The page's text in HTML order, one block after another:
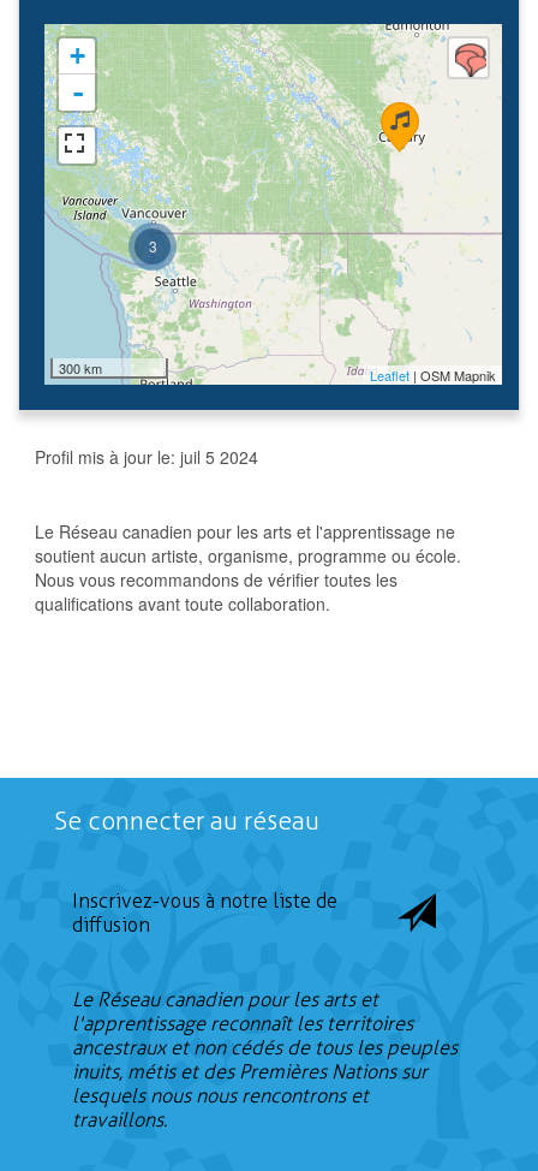
3
+
-
300 km Leaflet | OSM Mapnik
Profil mis à jour le: juil 5 2024
Le Réseau canadien pour les arts et l'apprentissage ne
soutient aucun artiste, organisme, programme ou école.
Nous vous recommandons de vérifier toutes les
qualifications avant toute collaboration.
Se connecter au réseau
Inscrivez-vous à notre liste de
diffusion
Le Réseau canadien pour les arts et
l'apprentissage reconnaît les territoires
ancestraux et non cédés de tous les peuples
inuits, métis et des Premières Nations sur
lesquels nous nous rencontrons et
travaillons.